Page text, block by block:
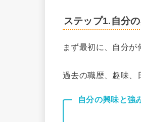
ステップ1.自分
まず最初に、自分が
過去の職歴、趣味、
自分の興味と強